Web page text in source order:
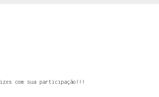
com sua participação!!!